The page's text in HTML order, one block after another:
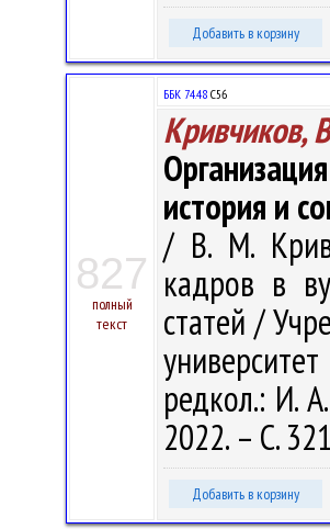
Добавить в корзину
827
полный
текст
ББК 74.48 С56
Кривчиков,
история и
/ В. М.
кадров в
статей /
редкол.: И.
2022. – С.
Добавить в корзину